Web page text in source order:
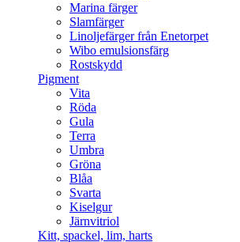
Marina färger
Slamfärger
Linoljefärger från Enetorpet
Wibo emulsionsfärg
Rostskydd
Pigment
Vita
Röda
Gula
Terra
Umbra
Gröna
Blåa
Svarta
Kiselgur
Järnvitriol
Kitt, spackel, lim, harts